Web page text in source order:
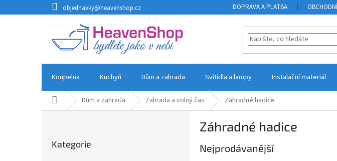
na
objednavky@heavenshop.cz DOPRAVA A PLATBA
Koupelna Kuchyň Dům a zahrada Svítidla a lampy Instalační materiál
Domů Dům a zahrada Zahrada a volný čas Záhradné hadice
kategorie
Kategorie
Záhradné hadice
Nejprodávanější